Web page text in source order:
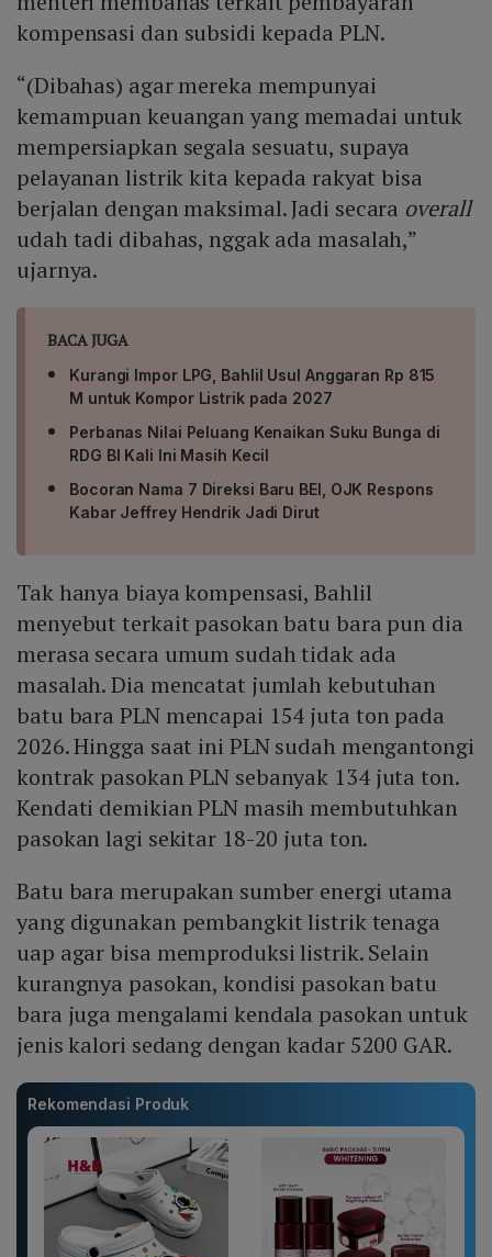
kompensasi dan subsidi kepada PLN.
“(Dibahas) agar mereka mempunyai
kemampuan keuangan yang memadai untuk
mempersiapkan segala sesuatu, supaya
pelayanan listrik kita kepada rakyat bisa
berjalan dengan maksimal. Jadi secara overall
udah tadi dibahas, nggak ada masalah,”
ujarnya.
BACA JUGA
Kurangi Impor LPG, Bahlil Usul Anggaran Rp 815
M untuk Kompor Listrik pada 2027
Perbanas Nilai Peluang Kenaikan Suku Bunga di
RDG BI Kali Ini Masih Kecil
Bocoran Nama 7 Direksi Baru BEI, OJK Respons
Kabar Jeffrey Hendrik Jadi Dirut
Tak hanya biaya kompensasi, Bahlil
menyebut terkait pasokan batu bara pun dia
merasa secara umum sudah tidak ada
masalah. Dia mencatat jumlah kebutuhan
batu bara PLN mencapai 154 juta ton pada
2026. Hingga saat ini PLN sudah mengantongi
kontrak pasokan PLN sebanyak 134 juta ton.
Kendati demikian PLN masih membutuhkan
pasokan lagi sekitar 18-20 juta ton.
Batu bara merupakan sumber energi utama
yang digunakan pembangkit listrik tenaga
uap agar bisa memproduksi listrik. Selain
kurangnya pasokan, kondisi pasokan batu
bara juga mengalami kendala pasokan untuk
jenis kalori sedang dengan kadar 5200 GAR.
Rekomendasi Produk